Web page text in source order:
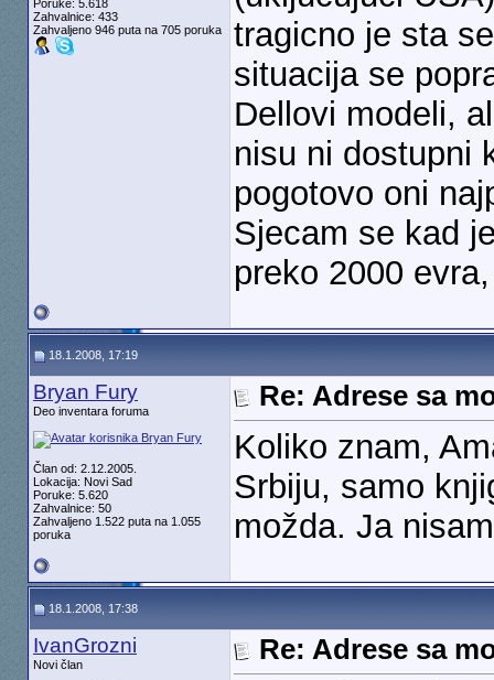
Poruke: 5.618
Zahvalnice: 433
Zahvaljeno 946 puta na 705 poruka
tragicno je sta
situacija se
Dellovi modeli,
nisu ni dostupni
pogotovo oni
Sjecam se kad
preko 2000
18.1.2008, 17:19
Bryan Fury
Deo inventara foruma
Član od: 2.12.2005.
Lokacija: Novi Sad
Poruke: 5.620
Zahvalnice: 50
Zahvaljeno 1.522 puta na 1.055
poruka
Re: Adrese sa
Koliko znam,
Srbiju, samo
možda. Ja
18.1.2008, 17:38
IvanGrozni
Novi član
Re: Adrese sa